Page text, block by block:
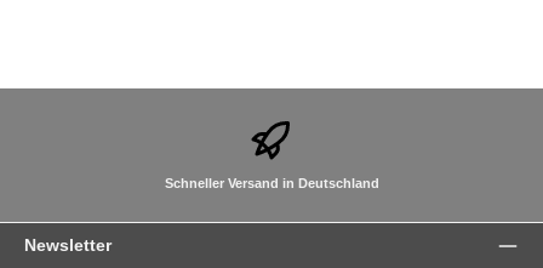
Schneller Versand in Deutschland
Newsletter